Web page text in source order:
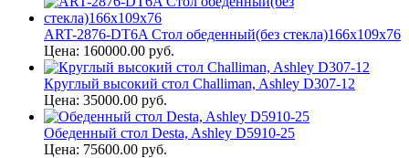
ART-2876-DT6A Стол обеденный(без стекла)166х109х76
Цена: 160000.00 руб.
Круглый высокий стол Challiman, Ashley D307-12
Цена: 35000.00 руб.
Обеденный стол Desta, Ashley D5910-25
Цена: 75600.00 руб.